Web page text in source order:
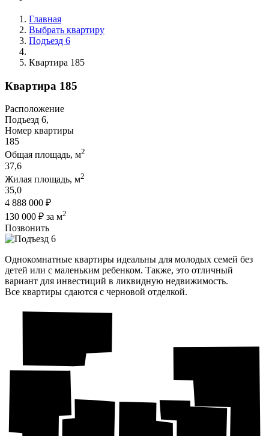
Главная
Выбрать квартиру
Подъезд 6
Квартира 185
Квартира 185
Расположение
Подъезд 6,
Номер квартиры
185
Общая площадь, м2
37,6
Жилая площадь, м2
35,0
4 888 000 ₽
130 000 ₽ за м2
Позвонить
Однокомнатные квартиры идеальны для молодых семей без
детей или с маленьким ребенком. Также, это отличный
вариант для инвестиций в ликвидную недвижимость.
Все квартиры сдаются с черновой отделкой.